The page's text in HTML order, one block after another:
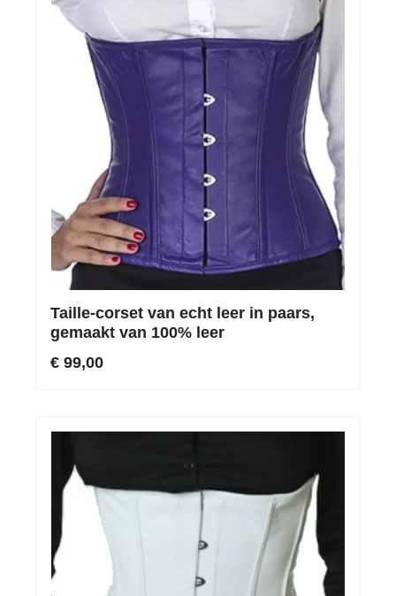
Taille-corset van echt leer in paars,
gemaakt van 100% leer
€ 99,00